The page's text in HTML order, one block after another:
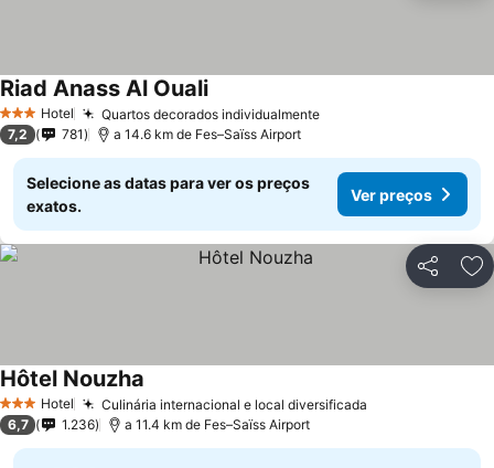
3 EstrelasHotel Quartos decorados individualmenteVer preços
Riad Anass Al OualiVer preços
7,2 781 a 14.6 km de Fes–Saïss Airport
Selecione as datas para ver os preços
exatos.
Ver preços
Partilhar
3 EstrelasHotel Culinária internacional e local diversificada
Hôtel Nouzha
6,7 1.236 a 11.4 km de Fes–Saïss Airport